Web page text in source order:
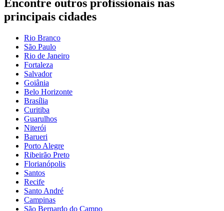
Encontre outros profissionais nas
principais cidades
Rio Branco
São Paulo
Rio de Janeiro
Fortaleza
Salvador
Goiânia
Belo Horizonte
Brasília
Curitiba
Guarulhos
Niterói
Barueri
Porto Alegre
Ribeirão Preto
Florianópolis
Santos
Recife
Santo André
Campinas
São Bernardo do Campo